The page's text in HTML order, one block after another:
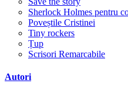
Sherlock Holmes pentru
Poveștile Cristinei
Tiny rockers
Țup
Scrisori Remarcabile
Autori